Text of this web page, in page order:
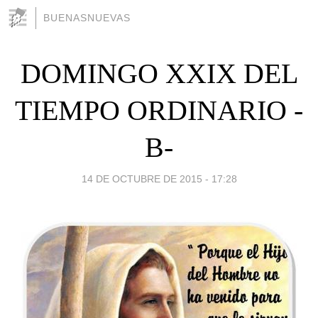
BUENASNUEVAS
DOMINGO XXIX DEL
TIEMPO ORDINARIO -
B-
14 DE OCTUBRE DE 2015 - 17:28